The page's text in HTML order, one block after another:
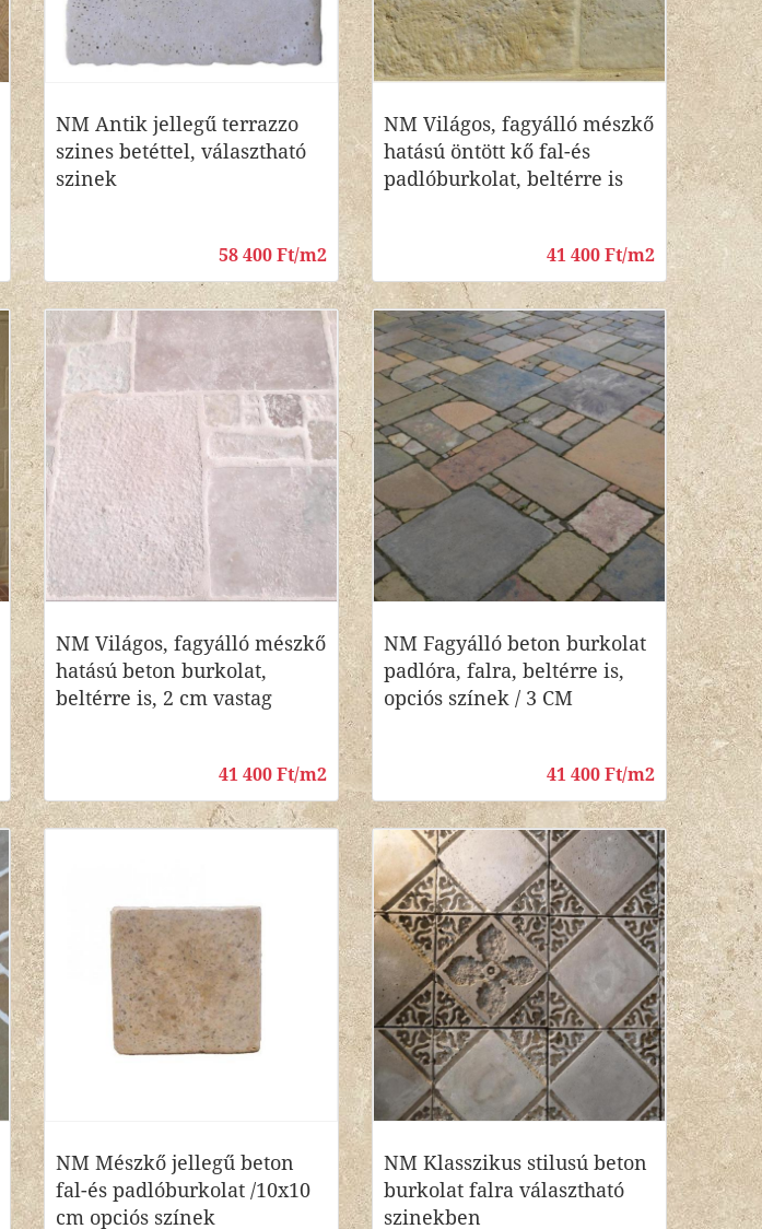
NM Antik jellegű terrazzo
szines betéttel, választható
szinek
58 400 Ft/m2
NM Világos, fagyálló mészkő
hatású öntött kő fal-és
padlóburkolat, beltérre is
41 400 Ft/m2
NM Világos, fagyálló mészkő
hatású beton burkolat,
beltérre is, 2 cm vastag
41 400 Ft/m2
NM Fagyálló beton burkolat
padlóra, falra, beltérre is,
opciós színek / 3 CM
41 400 Ft/m2
NM Mészkő jellegű beton
fal-és padlóburkolat /10x10
cm opciós színek
NM Klasszikus stilusú beton
burkolat falra választható
szinekben